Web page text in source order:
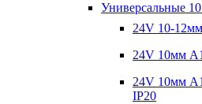
Универсальные
24V 10-
24V 10мм
24V 10мм
IP20